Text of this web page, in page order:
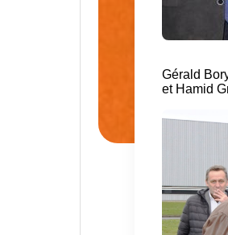
Gérald
et Hamid